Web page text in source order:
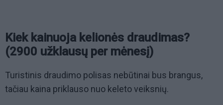
Kiek kainuoja kelionės draudimas?
(2900 užklausų per mėnesį)
Turistinis draudimo polisas nebūtinai bus brangus,
tačiau kaina priklauso nuo keleto veiksnių.